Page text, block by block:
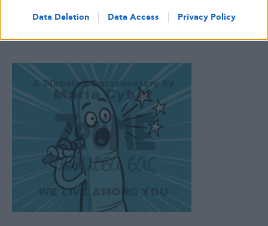
Data Deletion Data Access Privacy Policy